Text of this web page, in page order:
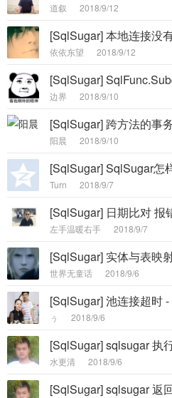
道叙 2018/9/12
依依东望 2018/9/12
[SqlSugar]
边界 2018/9/10
[SqlSugar] 跨方法的事
阳晨 2018/9/10
[SqlSugar] SqlSugar怎
Turn 2018/9/7
左手温暖右手 2018/9/7
[SqlSugar] 实体与表映
世界无童话 2018/9/6
[SqlSugar] 池连接超时 -
ぅ 2018/9/6
水更清 2018/9/6
[SqlSugar] sqlsugar 返